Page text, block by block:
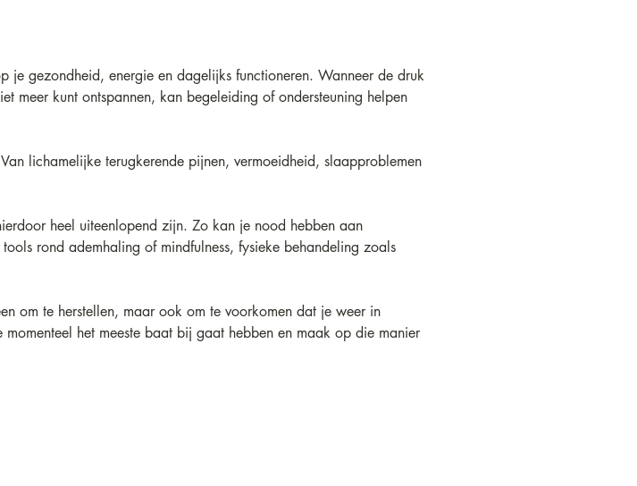
je gezondheid, energie en dagelijks functioneren. Wanneer de druk
meer kunt ontspannen, kan begeleiding of ondersteuning helpen
lichamelijke terugkerende pijnen, vermoeidheid, slaapproblemen
heel uiteenlopend zijn. Zo kan je nood hebben aan
rond ademhaling of mindfulness, fysieke behandeling zoals
om te herstellen, maar ook om te voorkomen dat je weer in
het meeste baat bij gaat hebben en maak op die manier